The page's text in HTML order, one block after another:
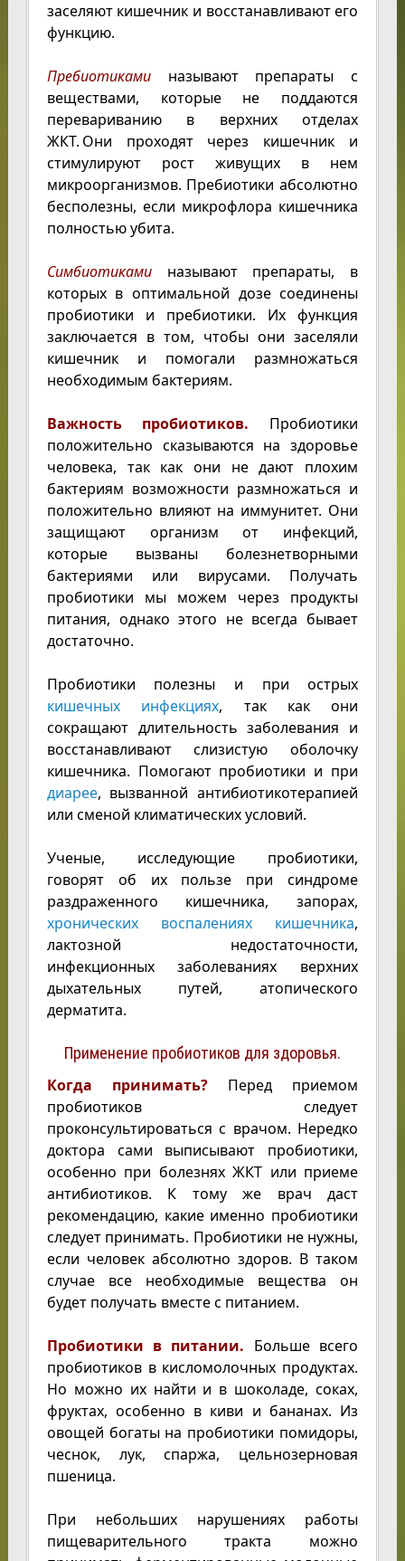
заселяют кишечник и восстанавливают его
функцию.
Пребиотикаминазывают препараты с
веществами, которые не поддаются
перевариванию в верхних отделах
ЖКТ. Они проходят через кишечник и
стимулируют рост живущих в нем
микроорганизмов. Пребиотики абсолютно
бесполезны, если микрофлора кишечника
полностью убита.
Симбиотикаминазывают препараты, в
которых в оптимальной дозе соединены
пробиотики и пребиотики. Их функция
заключается в том, чтобы они заселяли
кишечник и помогали размножаться
необходимым бактериям.
Важность пробиотиков. Пробиотики
положительно сказываются на здоровье
человека, так как они не дают плохим
бактериям возможности размножаться и
положительно влияют на иммунитет. Они
защищают организм от инфекций,
которые вызваны болезнетворными
бактериями или вирусами. Получать
пробиотики мы можем через продукты
питания, однако этого не всегда бывает
достаточно.
Пробиотики полезны и при острых
кишечных инфекциях, так как они
сокращают длительность заболевания и
восстанавливают слизистую оболочку
кишечника. Помогают пробиотики и при
диарее, вызванной антибиотикотерапией
или сменой климатических условий.
Ученые, исследующие пробиотики,
говорят об их пользе при синдроме
раздраженного кишечника, запорах,
хронических воспалениях кишечника,
лактозной недостаточности,
инфекционных заболеваниях верхних
дыхательных путей, атопического
дерматита.
Применение пробиотиков для здоровья.
Когда принимать?Перед приемом
пробиотиков следует
проконсультироваться с врачом. Нередко
доктора сами выписывают пробиотики,
особенно при болезнях ЖКТ или приеме
антибиотиков. К тому же врач даст
рекомендацию, какие именно пробиотики
следует принимать. Пробиотики не нужны,
если человек абсолютно здоров. В таком
случае все необходимые вещества он
будет получать вместе с питанием.
Пробиотики в питании. Больше всего
пробиотиков в кисломолочных продуктах.
Но можно их найти и в шоколаде, соках,
фруктах, особенно в киви и бананах. Из
овощей богаты на пробиотики помидоры,
чеснок, лук, спаржа, цельнозерновая
пшеница.
При небольших нарушениях работы
пищеварительного тракта можно